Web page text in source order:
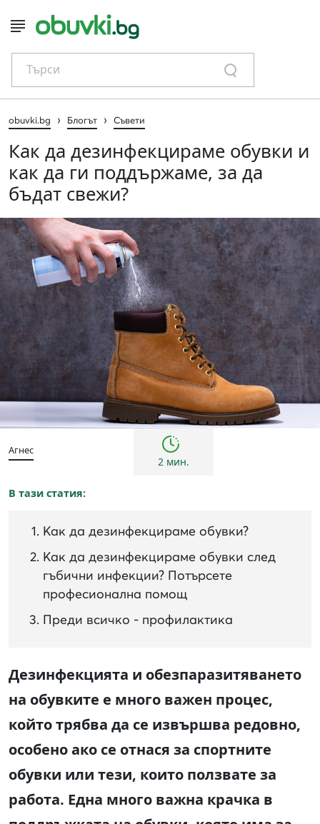
Търси
obuvki.bg › Блогът › Съвети
Как да дезинфекцираме обувки и
как да ги поддържаме, за да
бъдат свежи?
Съвети
Агнес
2 мин.
В тази статия:
Как да дезинфекцираме обувки?
Как да дезинфекцираме обувки след
гъбични инфекции? Потърсете
професионална помощ
Преди всичко - профилактика
Дезинфекцията и обезпаразитяването
на обувките е много важен процес,
който трябва да се извършва редовно,
особено ако се отнася за спортните
обувки или тези, които ползвате за
работа. Една много важна крачка в